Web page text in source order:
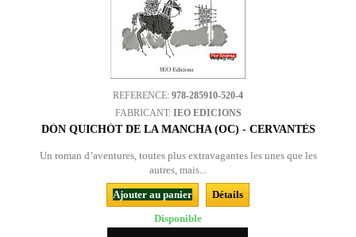
REFERENCE: 978-285910-520-4
FABRICANT: IEO EDICIONS
DÒN QUICHÒT DE LA MANCHA (OC) - CERVANTÈS
Un roman d’aventures, toutes plus extravagantes les unes que les
autres, mais...
Ajouter au panier
Détails
Disponible